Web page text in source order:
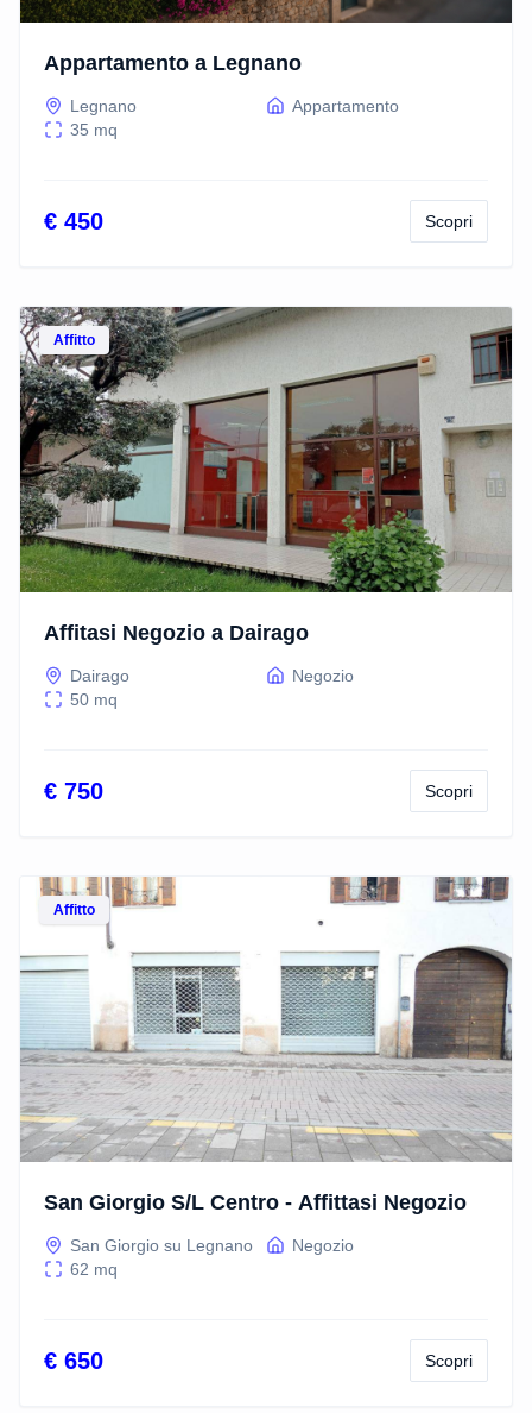
Appartamento a Legnano
Legnano
Appartamento
35 mq
€ 450 Scopri
Vedi dettagli
Affitto
Affitasi Negozio a Dairago
Dairago
Negozio
50 mq
€ 750 Scopri
Vedi dettagli
Affitto
San Giorgio S/L Centro - Affittasi Negozio
San Giorgio su Legnano
Negozio
62 mq
€ 650 Scopri